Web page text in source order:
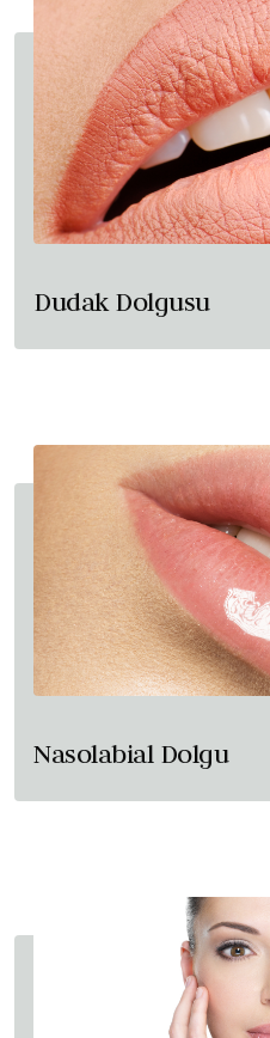
Dudak Dolgusu
Nasolabial Dolgu